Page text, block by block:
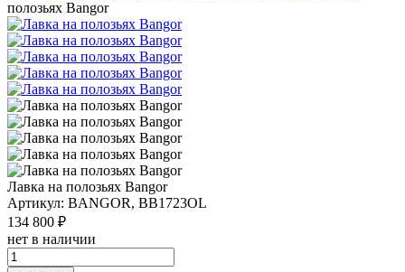
полозьях Bangor
Лавка на полозьях Bangor
Артикул: BANGOR, BB1723OL
134 800 ₽
нет в наличии